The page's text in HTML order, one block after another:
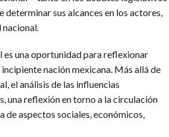
sus alcances en los actores,
nacional.
es una oportunidad para reflexionar
nación mexicana. Más allá de
el análisis de las influencias
una reflexión en torno a la circulación
de aspectos sociales, económicos,